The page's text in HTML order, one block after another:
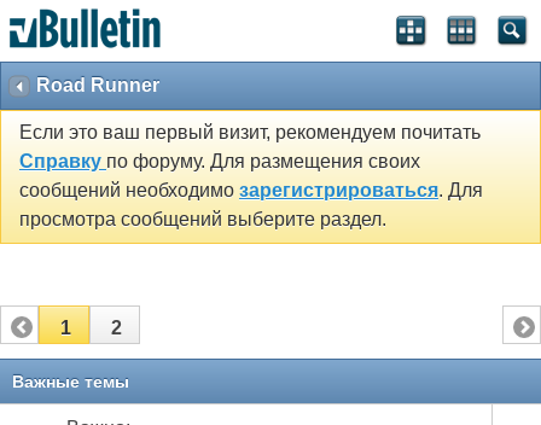
Road Runner
Если это ваш первый визит, рекомендуем почитать
Справку по форуму. Для размещения своих
сообщений необходимо зарегистрироваться. Для
просмотра сообщений выберите раздел.
1 2
Важные темы